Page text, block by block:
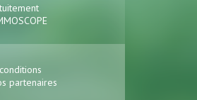
partenaires